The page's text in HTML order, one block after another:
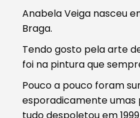
Anabela Veiga nasceu
Braga.
Tendo gosto pela arte
foi na pintura que
Pouco a pouco foram
esporadicamente umas
tudo despoletou em